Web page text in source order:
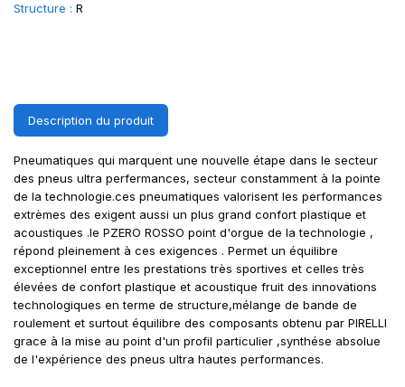
Structure : R
Description du produit
Pneumatiques qui marquent une nouvelle étape dans le secteur
des pneus ultra perfermances, secteur constamment à la pointe
de la technologie.ces pneumatiques valorisent les performances
extrèmes des exigent aussi un plus grand confort plastique et
acoustiques .le PZERO ROSSO point d'orgue de la technologie ,
répond pleinement à ces exigences . Permet un équilibre
exceptionnel entre les prestations très sportives et celles très
élevées de confort plastique et acoustique fruit des innovations
technologiques en terme de structure,mélange de bande de
roulement et surtout équilibre des composants obtenu par PIRELLI
grace à la mise au point d'un profil particulier ,synthése absolue
de l'expérience des pneus ultra hautes performances.